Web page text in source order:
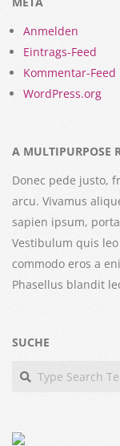
Anmelden
Eintrags-Feed
Kommentar-Feed
WordPress.org
A MULTIPURPOSE
Donec pede justo,
arcu. Vivamus
sapien ipsum,
Vestibulum quis
commodo eros a
Phasellus blandit
SUCHE
Search